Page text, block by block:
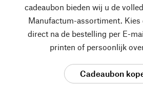
cadeaubon bieden wij u de
Manufactum-assortiment. Kies
direct na de bestelling per E-
printen of persoonlijk
Cadeaubon